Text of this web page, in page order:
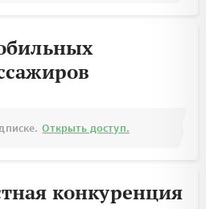
Открыть доступ.
конкуренция